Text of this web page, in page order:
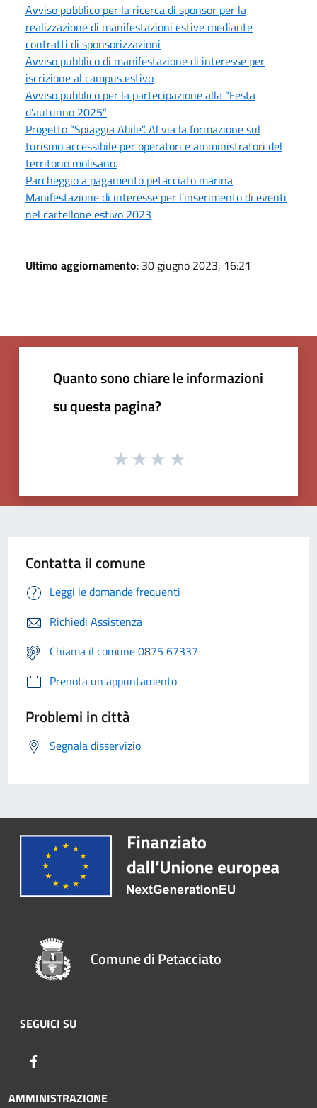
Avviso pubblico per la ricerca di sponsor per la
realizzazione di manifestazioni estive mediante
contratti di sponsorizzazioni
Avviso pubblico di manifestazione di interesse per
iscrizione al campus estivo
Avviso pubblico per la partecipazione alla “Festa
d’autunno 2025”
Progetto “Spiaggia Abile”. Al via la formazione sul
turismo accessibile per operatori e amministratori del
territorio molisano.
Parcheggio a pagamento petacciato marina
Manifestazione di interesse per l’inserimento di eventi
nel cartellone estivo 2023
Ultimo aggiornamento: 30 giugno 2023, 16:21
Quanto sono chiare le informazioni
su questa pagina?
Contatta il comune
Leggi le domande frequenti
Richiedi Assistenza
Chiama il comune 0875 67337
Prenota un appuntamento
Problemi in città
Segnala disservizio
Comune di Petacciato
SEGUICI SU
AMMINISTRAZIONE